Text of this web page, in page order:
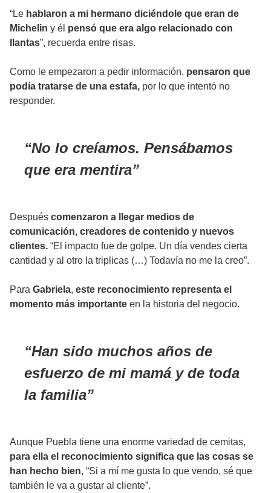
“Le hablaron a mi hermano diciéndole que eran de
Michelin y él pensó que era algo relacionado con
llantas”, recuerda entre risas.
Como le empezaron a pedir información, pensaron que
podía tratarse de una estafa, por lo que intentó no
responder.
No lo creíamos. Pensábamos
que era mentira
Después comenzaron a llegar medios de
comunicación, creadores de contenido y nuevos
clientes. “El impacto fue de golpe. Un día vendes cierta
cantidad y al otro la triplicas (…) Todavía no me la creo”.
Para Gabriela, este reconocimiento representa el
momento más importante en la historia del negocio.
Han sido muchos años de
esfuerzo de mi mamá y de toda
la familia
Aunque Puebla tiene una enorme variedad de cemitas,
para ella el reconocimiento significa que las cosas se
han hecho bien, “Si a mí me gusta lo que vendo, sé que
también le va a gustar al cliente”.